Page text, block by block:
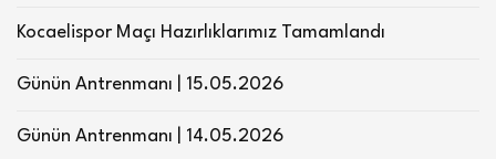
Kocaelispor Maçı Hazırlıklarımız Tamamlandı
Günün Antrenmanı | 15.05.2026
Günün Antrenmanı | 14.05.2026